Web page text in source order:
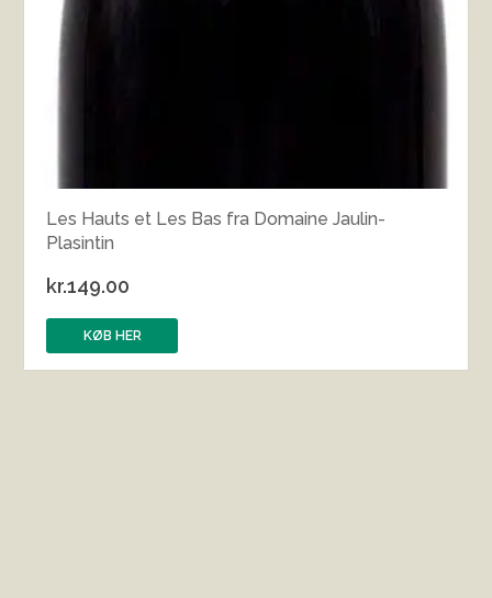
Les Hauts et Les Bas fra Domaine Jaulin-
Plasintin
kr.149.00
KØB HER